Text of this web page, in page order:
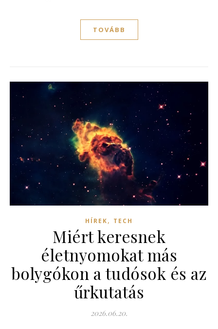
TOVÁBB
HÍREK, TECH
Miért keresnek
életnyomokat más
bolygókon a tudósok és az
űrkutatás
2026.06.20.